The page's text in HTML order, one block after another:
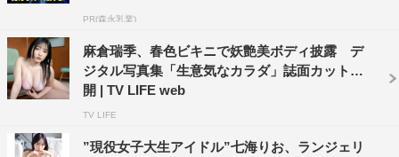
PR(森永乳業)
麻倉瑞季、春色ビキニで妖艶美ボディ披露 デ
ジタル写真集「生意気なカラダ」誌面カット公
開 | TV LIFE web
TV LIFE
”現役女子大生アイドル”七海りお、ランジェリ